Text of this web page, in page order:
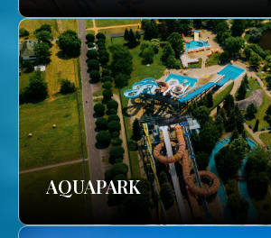
AQUAPARK